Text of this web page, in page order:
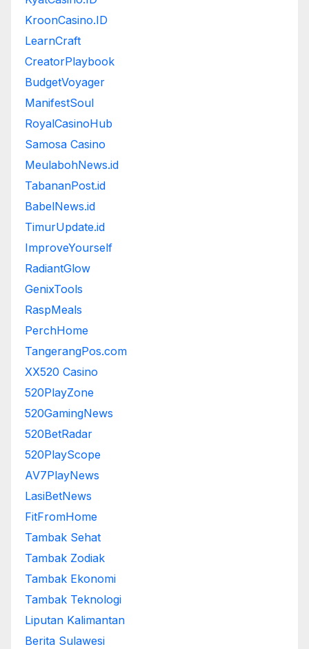
KroonCasino.ID
LearnCraft
CreatorPlaybook
BudgetVoyager
ManifestSoul
RoyalCasinoHub
Samosa Casino
MeulabohNews.id
TabananPost.id
BabelNews.id
TimurUpdate.id
ImproveYourself
RadiantGlow
GenixTools
RaspMeals
PerchHome
TangerangPos.com
XX520 Casino
520PlayZone
520GamingNews
520BetRadar
520PlayScope
AV7PlayNews
LasiBetNews
FitFromHome
Tambak Sehat
Tambak Zodiak
Tambak Ekonomi
Tambak Teknologi
Liputan Kalimantan
Berita Sulawesi